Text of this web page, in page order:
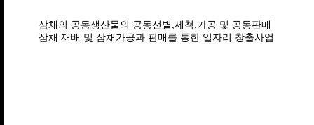
삼채의 공동생산물의 공동선별,세척,가공 및 공동판매
삼채 재배 및 삼채가공과 판매를 통한 일자리 창출사업